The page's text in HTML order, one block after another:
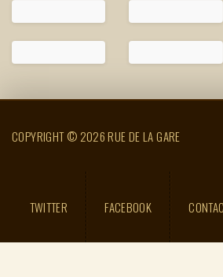
COPYRIGHT © 2026 RUE DE LA GARE
TWITTER FACEBOOK